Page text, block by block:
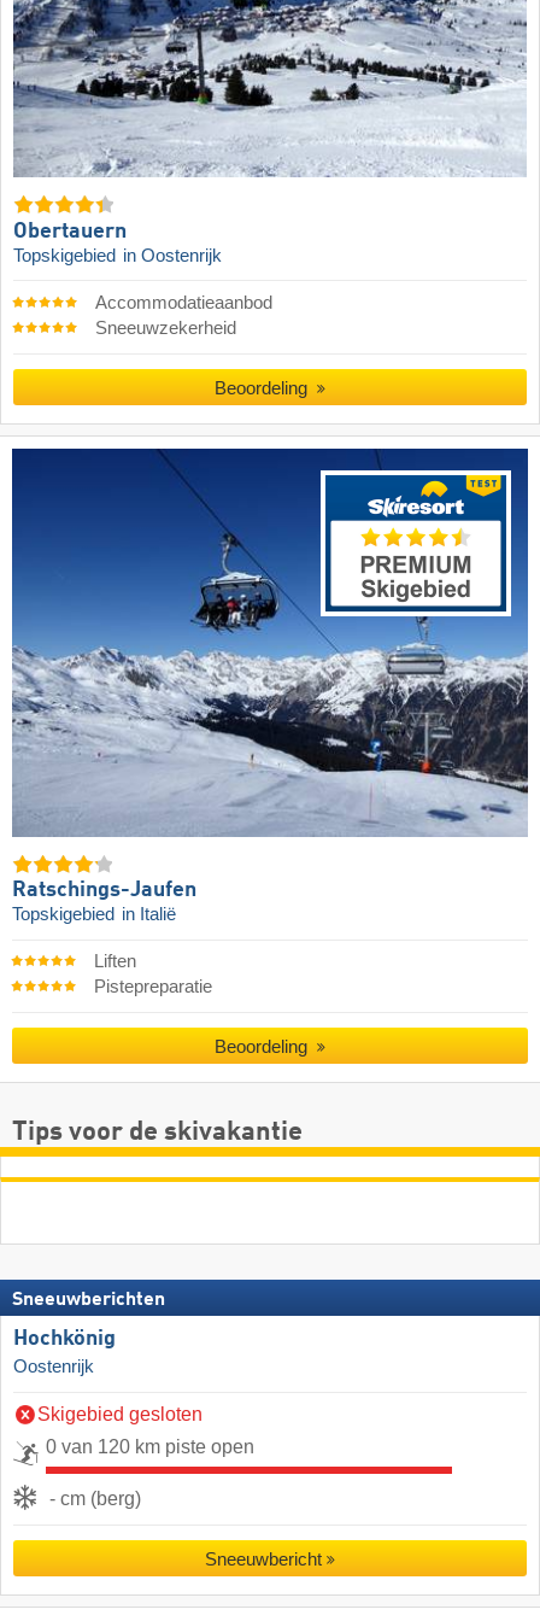
Obertauern
Topskigebied in Oostenrijk
Accommodatieaanbod
Sneeuwzekerheid
Beoordeling
Ratschings-Jaufen
Topskigebied in Italië
Liften
Pistepreparatie
Beoordeling
Tips voor de skivakantie
Sneeuwberichten
Hochkönig
Oostenrijk
Skigebied gesloten
0 van 120 km piste open
- cm (berg)
Sneeuwbericht